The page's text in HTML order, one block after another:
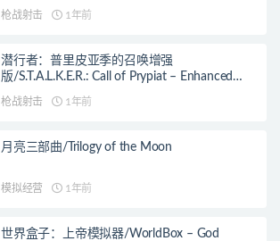
枪战射击 1年前
潜行者：普里皮亚季的召唤增强
版/S.T.A.L.K.E.R.: Call of Prypiat – Enhanced
Edition
枪战射击 1年前
月亮三部曲/Trilogy of the Moon
模拟经营 1年前
世界盒子：上帝模拟器/WorldBox – God